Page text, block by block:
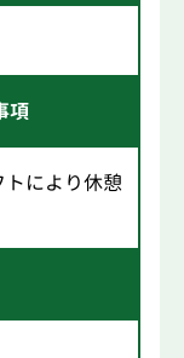
項
により休憩